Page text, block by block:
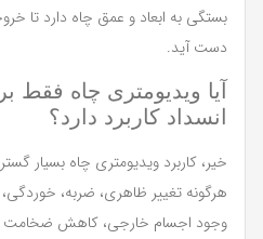
بستگی به ابعاد و عمق چاه دارد تا
دست آید.
آیا ویدیومتری چاه
انسداد کاربرد دارد؟
خیر، کاربرد ویدیومتری چاه بسیار
هرگونه تغییر ظاهری، ضربه،
وجود اجسام خارجی، کاهش ضخامت